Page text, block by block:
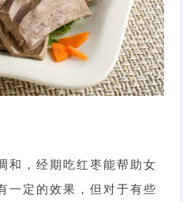
和，经期吃红枣能帮助女
一定的效果，但对于有些